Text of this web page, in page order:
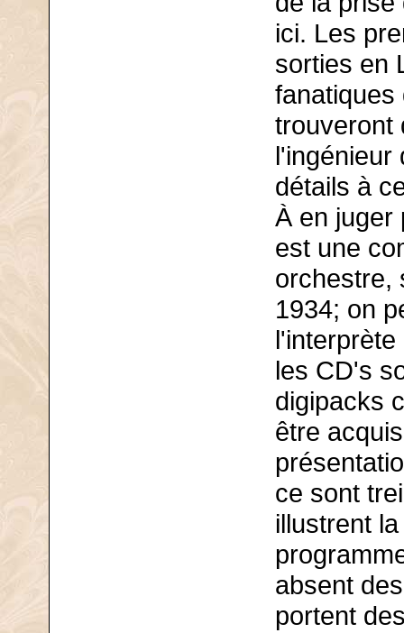
ici. Les
sorties en
fanatiques
trouveront
l'ingénieur
détails à
À en juger
est une
orchestre,
1934; on
les CD's
digipacks
être
ce sont
illustrent
absent
portent